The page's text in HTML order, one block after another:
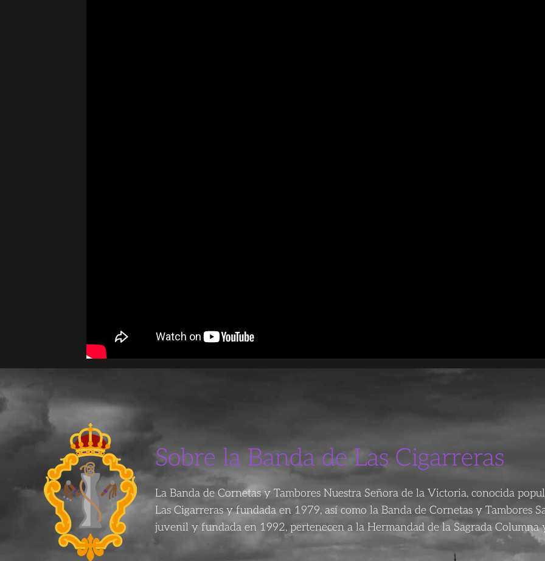
Sobre la Banda de Las Cigarreras
La Banda de Cornetas y Tambores Nuestra Señora de la Victoria, conocida
Las Cigarreras y fundada en 1979, así como la Banda de Cornetas y Tambores
juvenil y fundada en 1992, pertenecen a la Hermandad de la Sagrada Columna